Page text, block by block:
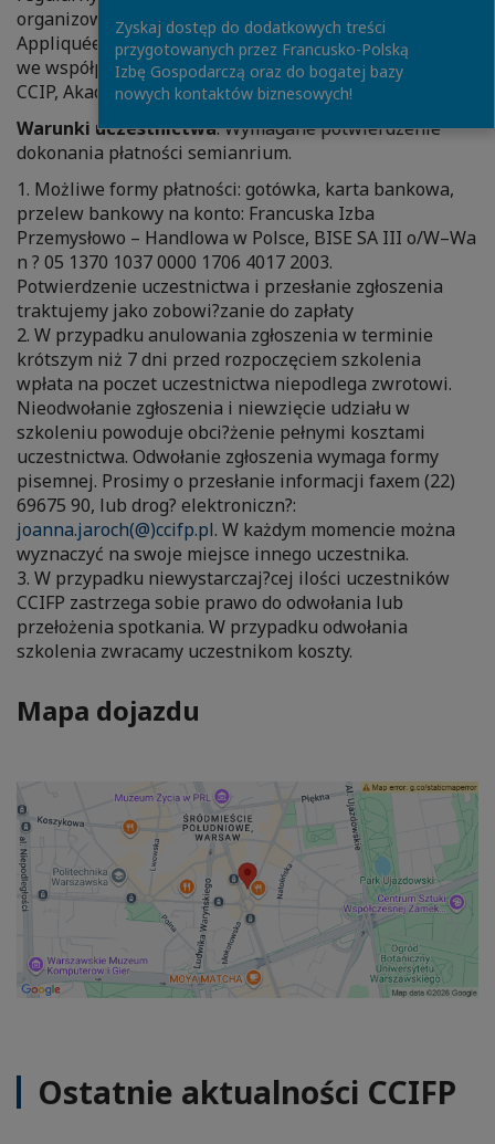
organizowanych we Francji (Centre de Linguistique
Appliquée de Besançon) i w Polsce Ambasada Francji
we współpracy z Parysk? Izb? Przemysłowo-Handlow?
CCIP, Akademia Ekonomiczna w Poznaniu).
Warunki uczestnictwa: Wymagane potwierdzenie
dokonania płatności semianrium.
1. Możliwe formy płatności: gotówka, karta bankowa,
przelew bankowy na konto: Francuska Izba
Przemysłowo – Handlowa w Polsce, BISE SA III o/W–Wa
n ? 05 1370 1037 0000 1706 4017 2003.
Potwierdzenie uczestnictwa i przesłanie zgłoszenia
traktujemy jako zobowi?zanie do zapłaty
2. W przypadku anulowania zgłoszenia w terminie
krótszym niż 7 dni przed rozpoczęciem szkolenia
wpłata na poczet uczestnictwa niepodlega zwrotowi.
Nieodwołanie zgłoszenia i niewzięcie udziału w
szkoleniu powoduje obci?żenie pełnymi kosztami
uczestnictwa. Odwołanie zgłoszenia wymaga formy
pisemnej. Prosimy o przesłanie informacji faxem (22)
69675 90, lub drog? elektroniczn?:
joanna.jaroch(@)ccifp.pl. W każdym momencie można
wyznaczyć na swoje miejsce innego uczestnika.
3. W przypadku niewystarczaj?cej ilości uczestników
CCIFP zastrzega sobie prawo do odwołania lub
przełożenia spotkania. W przypadku odwołania
szkolenia zwracamy uczestnikom koszty.
Mapa dojazdu
Ostatnie aktualności CCIFP
Zyskaj dostęp do dodatkowych treści
przygotowanych przez Francusko-Polską
Izbę Gospodarczą oraz do bogatej bazy
nowych kontaktów biznesowych!